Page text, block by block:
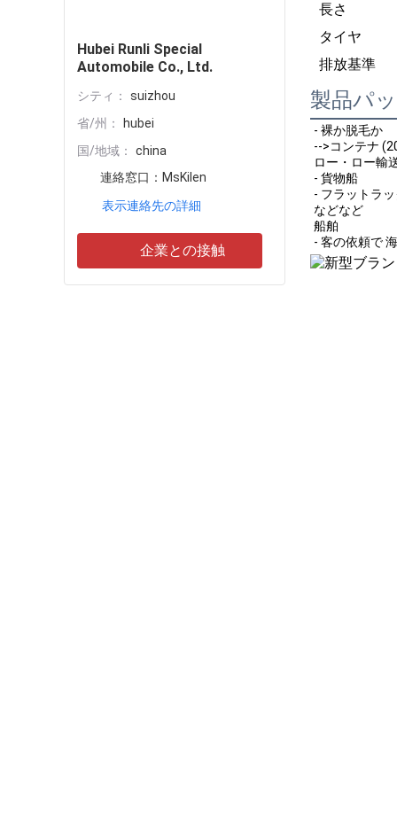
Hubei Runli Special
Automobile Co., Ltd.
シティ：
suizhou
省/州：
hubei
国/地域：
china
連絡窓口： MsKilen
表示連絡先の詳細
企業との接触
長さ
タイヤ
排放基準
製品パ
- 裸か脱毛か
-->コンテナ
ロー・ロー輸
- 貨物船
- フラットラ
などなど
船舶
- 客の依頼で